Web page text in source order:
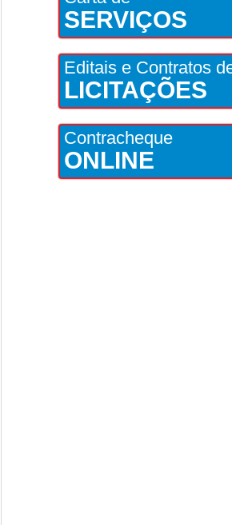
SERVIÇOS
Editais e Contratos
LICITAÇÕES
Contracheque
ONLINE